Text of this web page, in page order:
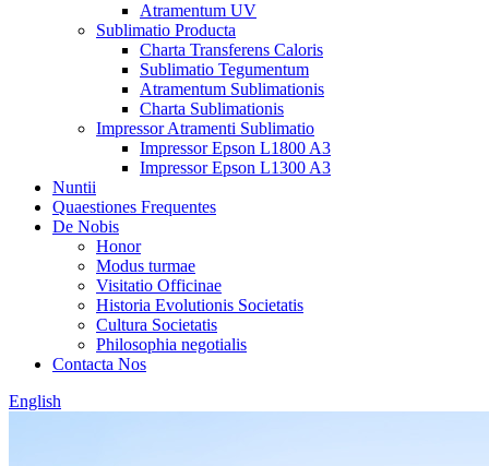
Atramentum UV
Sublimatio Producta
Charta Transferens Caloris
Sublimatio Tegumentum
Atramentum Sublimationis
Charta Sublimationis
Impressor Atramenti Sublimatio
Impressor Epson L1800 A3
Impressor Epson L1300 A3
Nuntii
Quaestiones Frequentes
De Nobis
Honor
Modus turmae
Visitatio Officinae
Historia Evolutionis Societatis
Cultura Societatis
Philosophia negotialis
Contacta Nos
English